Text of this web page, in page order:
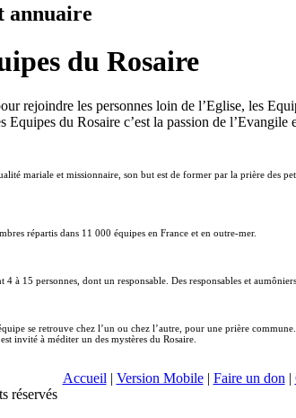
annuaire
du Rosaire
rejoindre les personnes loin de l’Eglise, les
Equipes du Rosaire c’est la passion de l’Evangile
mariale et missionnaire, son but est de former par la prière des
répartis dans 11 000 équipes en France et en outre-mer.
4 à 15 personnes, dont un responsable. Des responsables et
se retrouve chez l’un ou chez l’autre, pour une prière
invité à méditer un des mystères du Rosaire.
Accueil | Version Mobile| Faire un don |
réservés